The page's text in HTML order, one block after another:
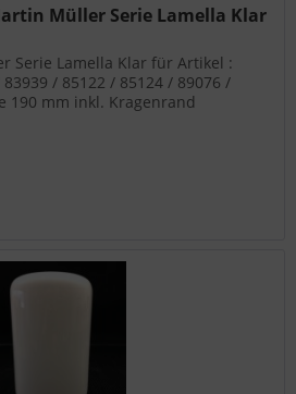
Müller Serie Lamella Klar
Serie Lamella Klar für Artikel :
/ 85122 / 85124 / 89076 /
190 mm inkl. Kragenrand